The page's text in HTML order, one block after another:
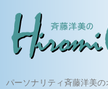
パーソナリティ斉藤洋美